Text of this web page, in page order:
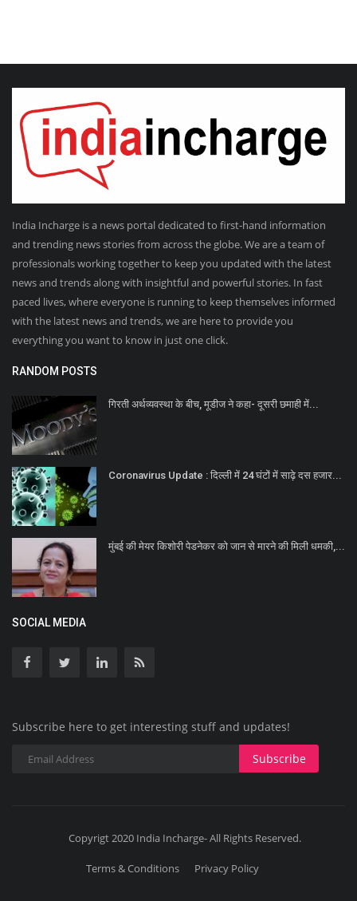
India Incharge is a news portal dedicated to first-hand information
and trending news stories from across the globe. We are a team of
professionals working together to keep you updated with the latest
news and trends along with insightful and powerful stories. In fast
paced lives, where everyone is running to keep themselves informed
with the latest news and trends, we are here to provide you
everything you want to know in just one click.
RANDOM POSTS
गिरती अर्थव्यवस्था के बीच, मूडीज ने कहा- दूसरी छमाही में...
Coronavirus Update : दिल्ली में 24 घंटों में साढ़े दस हजार...
मुंबई की मेयर किशोरी पेडनेकर को जान से मारने की मिली धमकी,...
SOCIAL MEDIA
Subscribe here to get interesting stuff and updates!
Subscribe
Copyrigt 2020 India Incharge- All Rights Reserved.
Terms & Conditions Privacy Policy